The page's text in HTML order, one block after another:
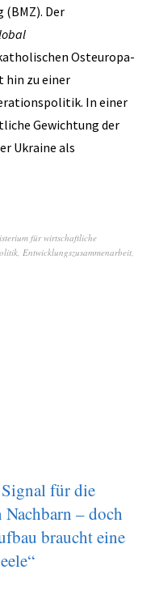
Der
Osteuropa-
hin zu einer
In einer
Gewichtung der
Ukraine als
für wirtschaftliche
, Entwicklungszusammenarbeit,
Signal für die
– doch
braucht eine